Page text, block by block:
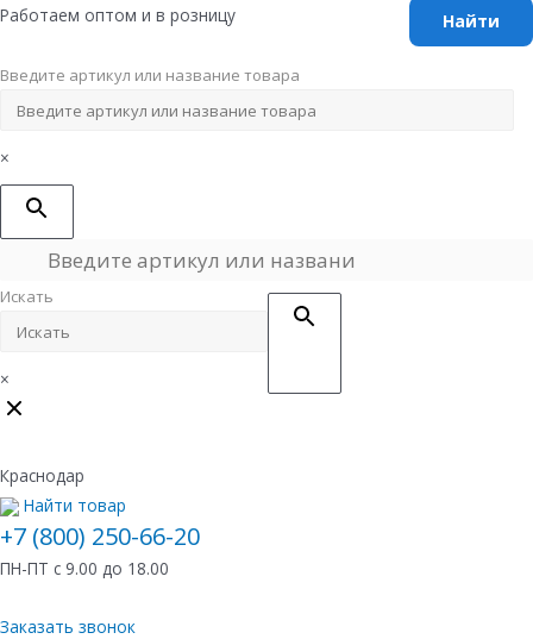
Перейти
содержимому
Работаем оптом и в розницу
Введите артикул или название товара
×
Искать
×
Краснодар
Найти товар
+7 (800) 250-66-20
ПН-ПТ с 9.00 до 18.00
Заказать звонок